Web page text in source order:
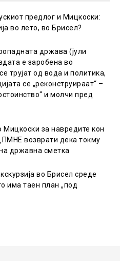
предлог и Мицкоски:
во лето, во Брисел?
држава (јули
е заробена во
трујат од вода и политика,
се „реконструираат“ –
и молчи пред
за навредите кон
возврати дека токму
државна сметка
во Брисел среде
има таен план „под